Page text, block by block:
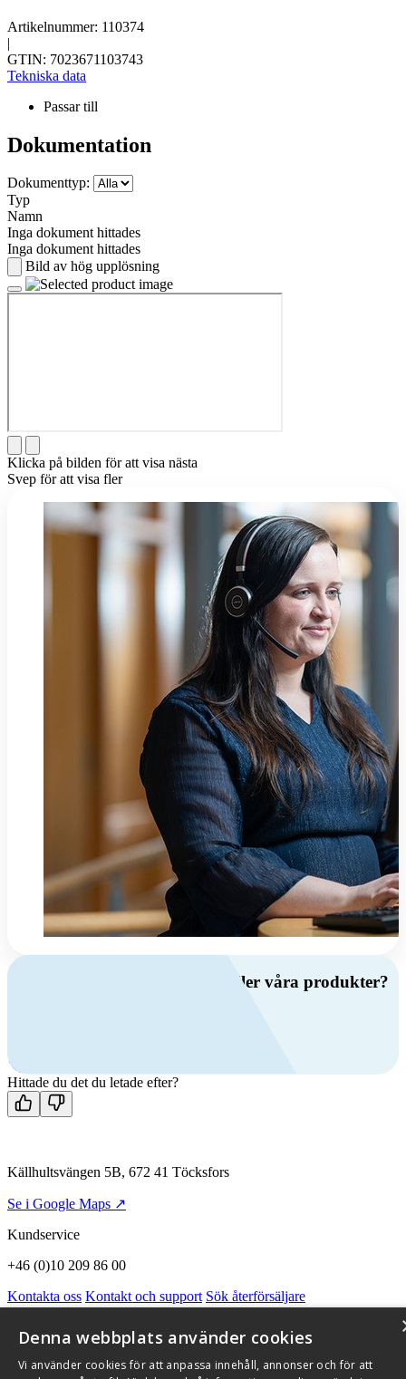
Artikelnummer: 110374
|
GTIN: 7023671103743
Tekniska data
Passar till
Dokumentation
Dokumenttyp:
Typ
Namn
Inga dokument hittades
Inga dokument hittades
Bild av hög upplösning
Klicka på bilden för att visa nästa
Svep för att visa fler
Har du frågor om ventilation eller våra produkter?
Kontakta oss
Hittade du det du letade efter?
Källhultsvängen 5B, 672 41 Töcksfors
Se i Google Maps ↗
Kundservice
+46 (0)10 209 86 00
Kontakta oss Kontakt och support Sök återförsäljare
Integritetspolicy och cookies
Om Flexit
Aktuellt Miljö och kvalitetssäkring Alarmkoder
Qnister Visselblåsningsfunktion
© 2026 Flexit AB. Alla rättigheter förbehållna
Denna webbplats använder cookies
Vi använder cookies för att anpassa innehåll, annonser och för att